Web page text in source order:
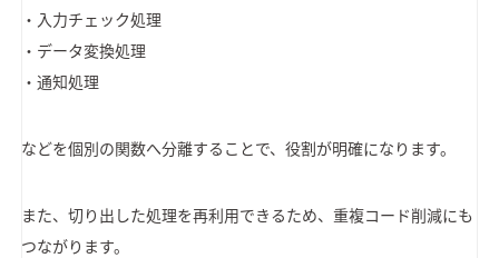
・入力チェック処理
・データ変換処理
・通知処理
などを個別の関数へ分離することで、役割が明確になります。
また、切り出した処理を再利用できるため、重複コード削減にも
つながります。